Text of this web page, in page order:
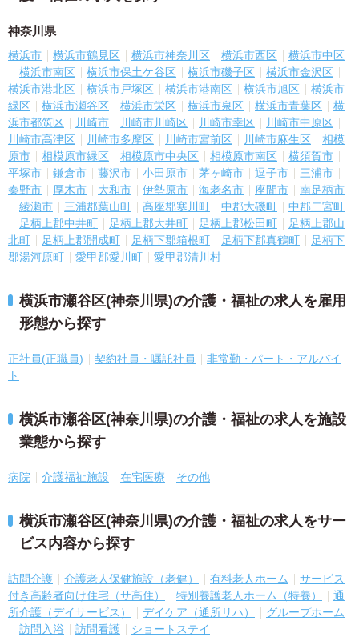
神奈川県
横浜市 横浜市鶴見区 横浜市神奈川区 横浜市西区
横浜市中区
横浜市南区
横浜市保土ケ谷区 横浜市磯子区
横浜市金沢区
横浜市港北区
横浜市戸塚区 横浜市港南区 横浜市旭区
横浜市
緑区
横浜市瀬谷区 横浜市栄区 横浜市泉区 横浜市青葉区
横
浜市都筑区
川崎市 川崎市川崎区 川崎市幸区
川崎市中原区
川崎市高津区
川崎市多摩区 川崎市宮前区 川崎市麻生区
相模
原市
相模原市緑区 相模原市中央区 相模原市南区
横須賀市
平塚市
鎌倉市 藤沢市 小田原市 茅ヶ崎市 逗子市
三浦市
秦野市
厚木市 大和市 伊勢原市 海老名市 座間市
南足柄市
綾瀬市
三浦郡葉山町 高座郡寒川町 中郡大磯町
中郡二宮町
足柄上郡中井町
足柄上郡大井町 足柄上郡松田町
足柄上郡山
北町
足柄上郡開成町 足柄下郡箱根町 足柄下郡真鶴町
足柄下
郡湯河原町
愛甲郡愛川町 愛甲郡清川村
横浜市瀬谷区(神奈川県)の介護・福祉の求人を雇用
形態から探す
正社員(正職員) 契約社員・嘱託社員
非常勤・パート・アルバイ
ト
横浜市瀬谷区(神奈川県)の介護・福祉の求人を施設
業態から探す
病院 介護福祉施設 在宅医療 その他
横浜市瀬谷区(神奈川県)の介護・福祉の求人をサー
ビス内容から探す
訪問介護 介護老人保健施設（老健） 有料老人ホーム
サービス
付き高齢者向け住宅（サ高住）
特別養護老人ホーム（特養）
通
所介護（デイサービス）
デイケア（通所リハ）
グループホーム
訪問入浴
訪問看護 ショートステイ